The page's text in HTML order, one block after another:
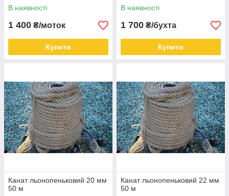
В наявності
1 400 ₴/моток
Купити
В наявності
1 700 ₴/бухта
Купити
Канат льонопеньковий 20 мм
50 м
Канат льонопеньковий 22 мм
50 м